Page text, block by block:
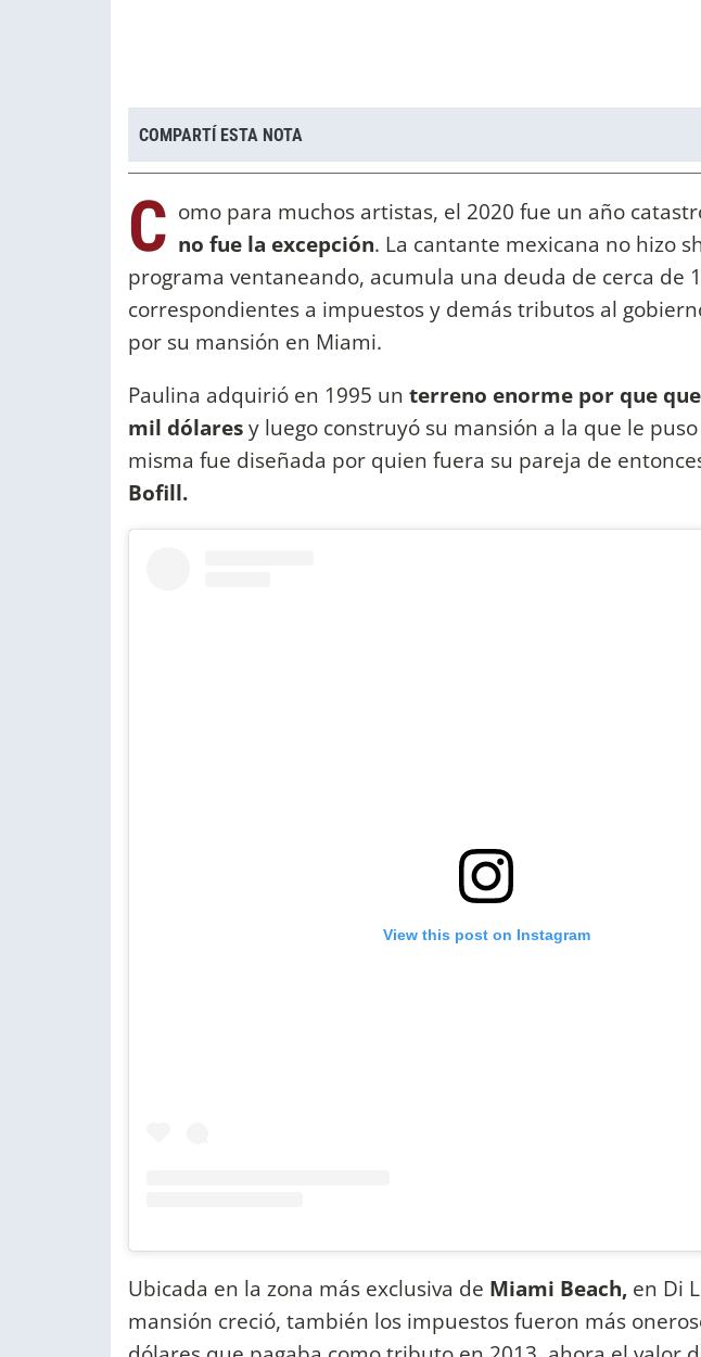
COMPARTÍ ESTA NOTA
C omo para muchos artistas, el 2020 fue un año
no fue la excepción. La cantante mexicana no hizo
programa ventaneando, acumula una deuda de cerca de
correspondientes a impuestos y demás tributos al
por su mansión en Miami.
Paulina adquirió en 1995 un terreno enorme por que
mil dólaresy luego construyó su mansión a la que le
misma fue diseñada por quien fuera su pareja de
Bofill.
View this post on Instagram
Ubicada en la zona más exclusiva de Miami Beach, en Di
mansión creció, también los impuestos fueron más